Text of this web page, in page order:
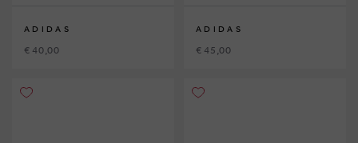
ADIDAS
€ 40,00
ADIDAS
€ 45,00